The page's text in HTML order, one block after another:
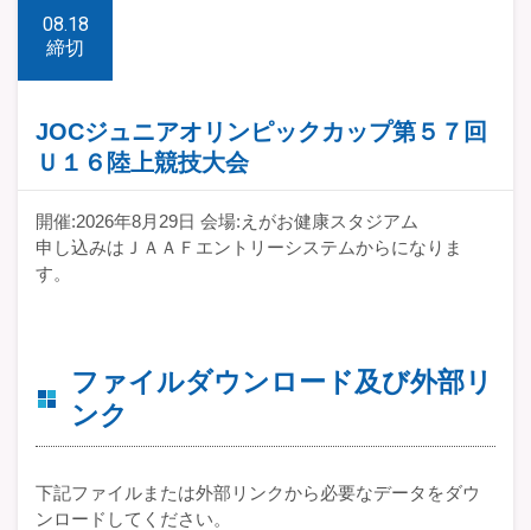
08.18
締切
JOCジュニアオリンピックカップ第５７回
Ｕ１６陸上競技大会
開催:2026年8月29日 会場:えがお健康スタジアム
申し込みはＪＡＡＦエントリーシステムからになりま
す。
ファイルダウンロード及び外部リ
ンク
下記ファイルまたは外部リンクから必要なデータをダウ
ンロードしてください。